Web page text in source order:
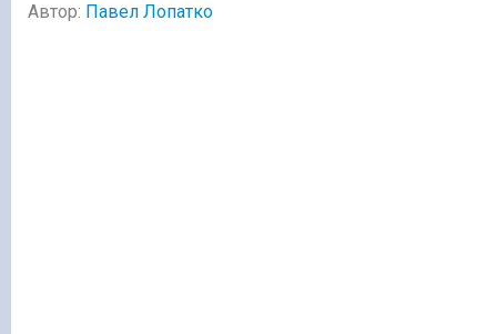
Автор: Павел Лопатко